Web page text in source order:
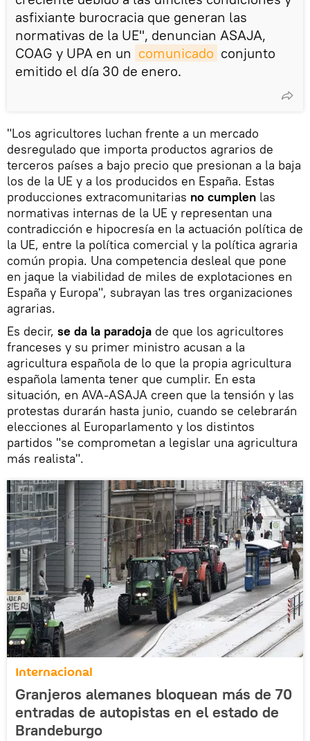
asfixiante burocracia que generan las
normativas de la UE", denuncian ASAJA,
COAG y UPA en un comunicado conjunto
emitido el día 30 de enero.
"Los agricultores luchan frente a un mercado
desregulado que importa productos agrarios de
terceros países a bajo precio que presionan a la baja
los de la UE y a los producidos en España. Estas
producciones extracomunitarias no cumplen las
normativas internas de la UE y representan una
contradicción e hipocresía en la actuación política de
la UE, entre la política comercial y la política agraria
común propia. Una competencia desleal que pone
en jaque la viabilidad de miles de explotaciones en
España y Europa", subrayan las tres organizaciones
agrarias.
Es decir, se da la paradoja de que los agricultores
franceses y su primer ministro acusan a la
agricultura española de lo que la propia agricultura
española lamenta tener que cumplir. En esta
situación, en AVA-ASAJA creen que la tensión y las
protestas durarán hasta junio, cuando se celebrarán
elecciones al Europarlamento y los distintos
partidos "se comprometan a legislar una agricultura
más realista".
Internacional
Granjeros alemanes bloquean más de 70
entradas de autopistas en el estado de
Brandeburgo